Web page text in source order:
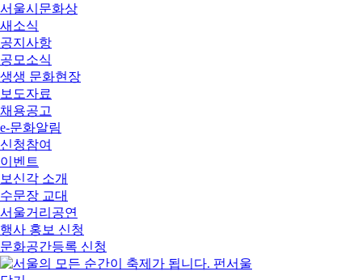
서울시문화상
새소식
공지사항
공모소식
생생 문화현장
보도자료
채용공고
e-문화알림
신청참여
이벤트
보신각 소개
수문장 교대
서울거리공연
행사 홍보 신청
문화공간등록 신청